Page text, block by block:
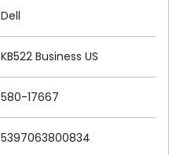
Dell
KB522 Business US
580-17667
5397063800834